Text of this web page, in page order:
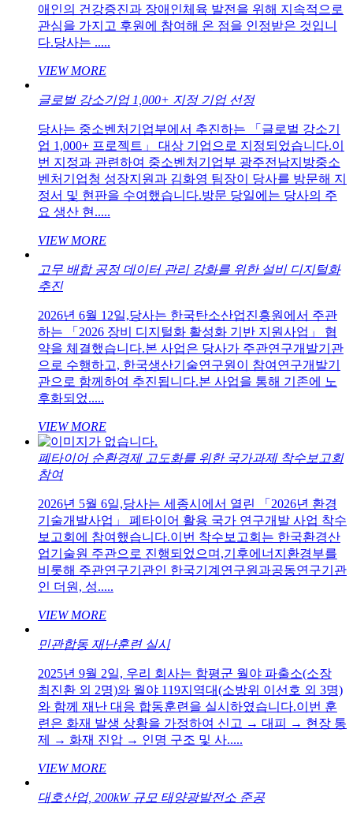
애인의 건강증진과 장애인체육 발전을 위해 지속적으로
관심을 가지고 후원에 참여해 온 점을 인정받은 것입니
다.당사는 .....
VIEW MORE
글로벌 강소기업 1,000+ 지정 기업 선정
당사는 중소벤처기업부에서 추진하는 「글로벌 강소기
업 1,000+ 프로젝트」 대상 기업으로 지정되었습니다.이
번 지정과 관련하여 중소벤처기업부 광주전남지방중소
벤처기업청 성장지원과 김화영 팀장이 당사를 방문해 지
정서 및 현판을 수여했습니다.방문 당일에는 당사의 주
요 생산 현.....
VIEW MORE
고무 배합 공정 데이터 관리 강화를 위한 설비 디지털화
추진
2026년 6월 12일,당사는 한국탄소산업진흥원에서 주관
하는 「2026 장비 디지털화 활성화 기반 지원사업」 협
약을 체결했습니다.본 사업은 당사가 주관연구개발기관
으로 수행하고, 한국생산기술연구원이 참여연구개발기
관으로 함께하여 추진됩니다.본 사업을 통해 기존에 노
후화되었.....
VIEW MORE
폐타이어 순환경제 고도화를 위한 국가과제 착수보고회
참여
2026년 5월 6일,당사는 세종시에서 열린 「2026년 환경
기술개발사업」 폐타이어 활용 국가 연구개발 사업 착수
보고회에 참여했습니다.이번 착수보고회는 한국환경산
업기술원 주관으로 진행되었으며,기후에너지환경부를
비롯해 주관연구기관인 한국기계연구원과공동연구기관
인 더원, 성.....
VIEW MORE
민관합동 재난훈련 실시
2025년 9월 2일, 우리 회사는 함평군 월야 파출소(소장
최진환 외 2명)와 월야 119지역대(소방위 이선호 외 3명)
와 함께 재난 대응 합동훈련을 실시하였습니다.이번 훈
련은 화재 발생 상황을 가정하여 신고 → 대피 → 현장 통
제 → 화재 진압 → 인명 구조 및 사.....
VIEW MORE
대호산업, 200kW 규모 태양광발전소 준공